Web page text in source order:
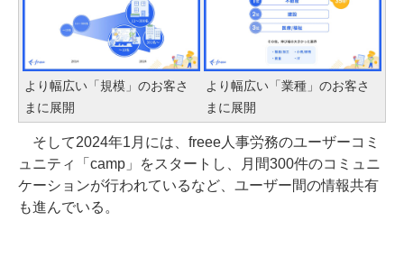
より幅広い「規模」のお客さ
まに展開
より幅広い「業種」のお客さ
まに展開
そして2024年1月には、freee人事労務のユーザーコミ
ュニティ「camp」をスタートし、月間300件のコミュニ
ケーションが行われているなど、ユーザー間の情報共有
も進んでいる。